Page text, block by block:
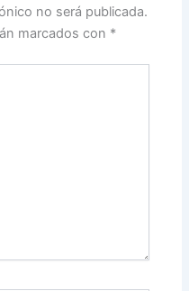
no será publicada.
marcados con *